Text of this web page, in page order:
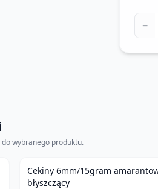
−
wybranego produktu.
Cekiny 6mm/15gram
błyszczący